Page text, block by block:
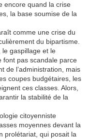
encore quand la crise
la base soumise de la
comme une crise du
du bipartisme.
gaspillage et le
font pas scandale parce
de l’administration, mais
coupes budgétaires, les
ces classes. Alors,
la stabilité de la
citoyenniste
moyennes devant la
prolétariat, qui posait la